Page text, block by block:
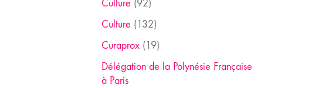
Culture (92)
Culture (132)
Curaprox(19)
Délégation de la Polynésie Française
à Paris